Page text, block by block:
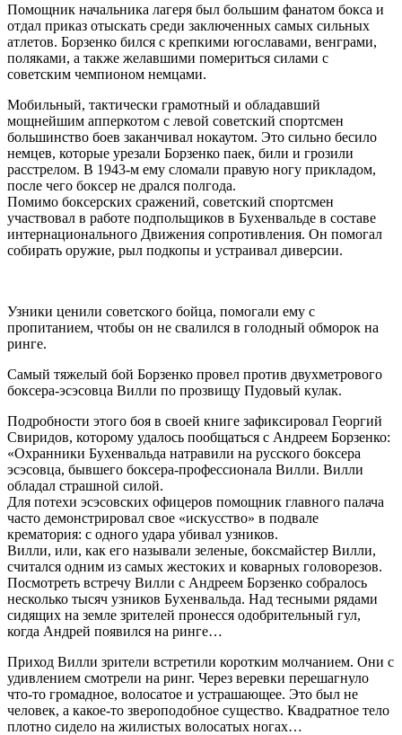
Помощник начальника лагеря был большим фанатом бокса и
отдал приказ отыскать среди заключенных самых сильных
атлетов. Борзенко бился с крепкими югославами, венграми,
поляками, а также желавшими помериться силами с
советским чемпионом немцами.
Мобильный, тактически грамотный и обладавший
мощнейшим апперкотом с левой советский спортсмен
большинство боев заканчивал нокаутом. Это сильно бесило
немцев, которые урезали Борзенко паек, били и грозили
расстрелом. В 1943-м ему сломали правую ногу прикладом,
после чего боксер не дрался полгода.
Помимо боксерских сражений, советский спортсмен
участвовал в работе подпольщиков в Бухенвальде в составе
интернационального Движения сопротивления. Он помогал
собирать оружие, рыл подкопы и устраивал диверсии.
Узники ценили советского бойца, помогали ему с
пропитанием, чтобы он не свалился в голодный обморок на
ринге.
Самый тяжелый бой Борзенко провел против двухметрового
боксера-эсэсовца Вилли по прозвищу Пудовый кулак.
Подробности этого боя в своей книге зафиксировал Георгий
Свиридов, которому удалось пообщаться с Андреем Борзенко:
«Охранники Бухенвальда натравили на русского боксера
эсэсовца, бывшего боксера-профессионала Вилли. Вилли
обладал страшной силой.
Для потехи эсэсовских офицеров помощник главного палача
часто демонстрировал свое «искусство» в подвале
крематория: с одного удара убивал узников.
Вилли, или, как его называли зеленые, боксмайстер Вилли,
считался одним из самых жестоких и коварных головорезов.
Посмотреть встречу Вилли с Андреем Борзенко собралось
несколько тысяч узников Бухенвальда. Над тесными рядами
сидящих на земле зрителей пронесся одобрительный гул,
когда Андрей появился на ринге…
Приход Вилли зрители встретили коротким молчанием. Они с
удивлением смотрели на ринг. Через веревки перешагнуло
что-то громадное, волосатое и устрашающее. Это был не
человек, а какое-то звероподобное существо. Квадратное тело
плотно сидело на жилистых волосатых ногах…